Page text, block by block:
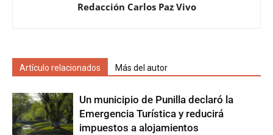
Redacción Carlos Paz Vivo
Artículo relacionados Más del autor
Un municipio de Punilla declaró la
Emergencia Turística y reducirá
impuestos a alojamientos